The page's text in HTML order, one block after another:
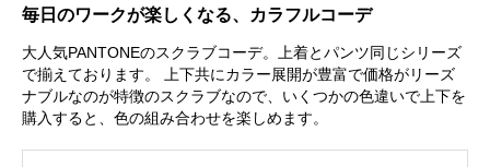
毎日のワークが楽しくなる、カラフルコーデ
大人気PANTONEのスクラブコーデ。上着とパンツ同じシリーズ
で揃えております。 上下共にカラー展開が豊富で価格がリーズ
ナブルなのが特徴のスクラブなので、いくつかの色違いで上下を
購入すると、色の組み合わせを楽しめます。